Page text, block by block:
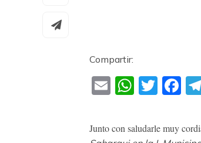
Compartir:
Email
Junto con saludarle muy